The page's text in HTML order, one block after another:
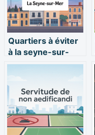
Quartiers à éviter
à la seyne-sur-
mer : ce qu’il faut
vraiment savoir